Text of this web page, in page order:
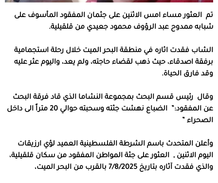
تم العثور مساء امس الاثنين على جثمان المفقود المأسوف على
شبابه ممدوح عبد الرؤوف محمود جعيدي من قلقيلية.
الشاب فقدت اثاره في منطقة البحر الميت خلال رحلة استجمامية
برفقة اصدقاء، حيث ذهب لقضاء حاجته، ولم يعد، واليوم عثر عليه
وقد فارق الحياة.
وقال رئيس قسم البحث بمجموعة النشاما الذي قاد فرقة البحث
عن المفقود:” الضباع نهشت جثته وسحبته حوالي 20 متراً الى داخل
الصحراء ”
وأعلن المتحدث باسم الشرطة الفلسطينية العميد لؤي ارزيقات
اليوم الاثنين , العثور على جثة المواطن المفقود من سكان قلقيلية،
والذي فقدت آثاره بتاريخ 7/8/2025 بالقرب من البحر الميت،